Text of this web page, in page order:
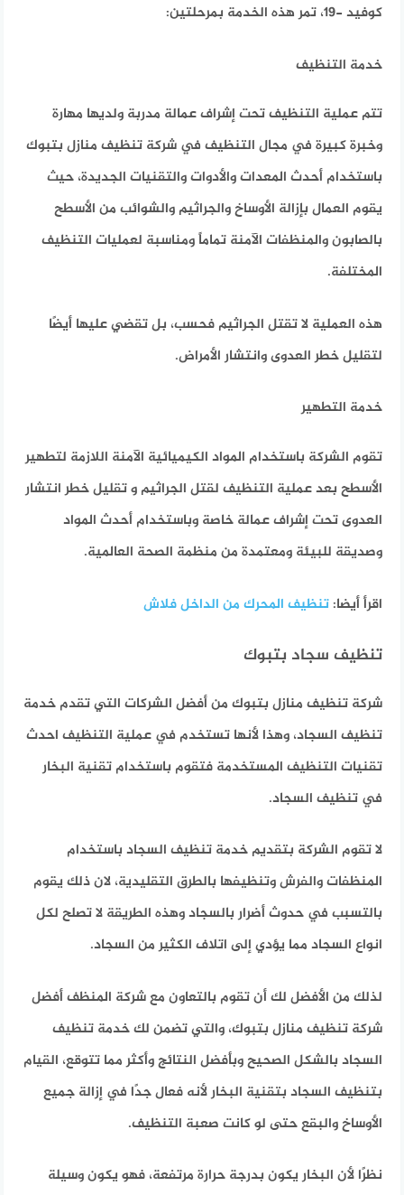
كوفيد -19، تمر هذه الخدمة بمرحلتين:
خدمة التنظيف
تتم عملية التنظيف تحت إشراف عمالة مدربة ولديها مهارة
وخبرة كبيرة في مجال التنظيف في شركة تنظيف منازل بتبوك
باستخدام أحدث المعدات والأدوات والتقنيات الجديدة، حيث
يقوم العمال بإزالة الأوساخ والجراثيم والشوائب من الأسطح
بالصابون والمنظفات الآمنة تماماً ومناسبة لعمليات التنظيف
المختلفة.
هذه العملية لا تقتل الجراثيم فحسب، بل تقضي عليها أيضًا
لتقليل خطر العدوى وانتشار الأمراض.
خدمة التطهير
تقوم الشركة باستخدام المواد الكيميائية الآمنة اللازمة لتطهير
الأسطح بعد عملية التنظيف لقتل الجراثيم و تقليل خطر انتشار
العدوى تحت إشراف عمالة خاصة وباستخدام أحدث المواد
وصديقة للبيئة ومعتمدة من منظمة الصحة العالمية.
اقرأ أيضا:تنظيف المحرك من الداخل فلاش
تنظيف سجاد بتبوك
شركة تنظيف منازل بتبوك من أفضل الشركات التي تقدم خدمة
تنظيف السجاد، وهذا لأنها تستخدم في عملية التنظيف احدث
تقنيات التنظيف المستخدمة فتقوم باستخدام تقنية البخار
في تنظيف السجاد.
لا تقوم الشركة بتقديم خدمة تنظيف السجاد باستخدام
المنظفات والفرش وتنظيفها بالطرق التقليدية، لان ذلك يقوم
بالتسبب في حدوث أضرار بالسجاد وهذه الطريقة لا تصلح لكل
انواع السجاد مما يؤدي إلى اتلاف الكثير من السجاد.
لذلك من الأفضل لك أن تقوم بالتعاون مع شركة المنظف أفضل
شركة تنظيف منازل بتبوك، والتي تضمن لك خدمة تنظيف
السجاد بالشكل الصحيح وبأفضل النتائج وأكثر مما تتوقع، القيام
بتنظيف السجاد بتقنية البخار لأنه فعال جدًا في إزالة جميع
الأوساخ والبقع حتى لو كانت صعبة التنظيف.
نظرًا لأن البخار يكون بدرجة حرارة مرتفعة، فهو يكون وسيلة